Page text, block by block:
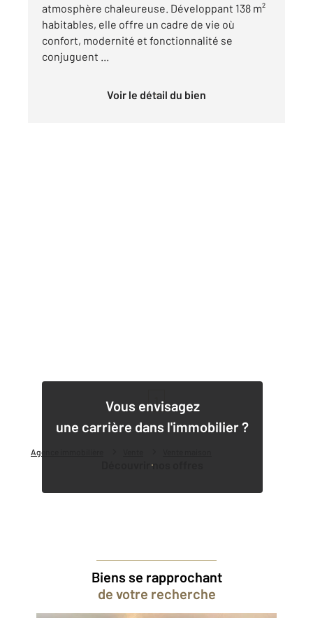
Agence immobilière
atmosphère chaleureuse. Développant 138 m²
habitables, elle offre un cadre de vie où
confort, modernité et fonctionnalité se
conjuguent ...
Voir le détail du bien
Vous envisagez
une carrière dans l'immobilier ?
Découvrir nos offres
Biens se rapprochant
de votre recherche